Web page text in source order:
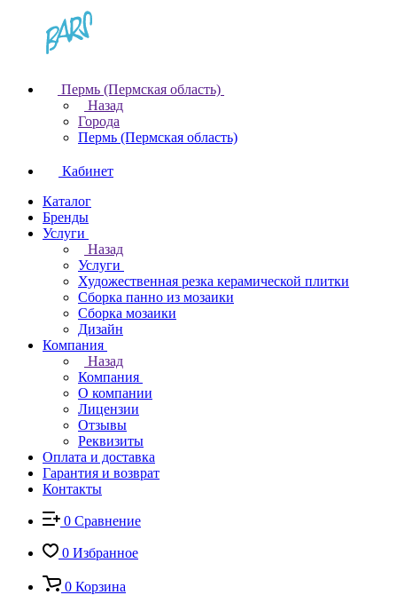
Пермь (Пермская область)
Назад
Города
Пермь (Пермская область)
Кабинет
Каталог
Бренды
Услуги
Назад
Услуги
Художественная резка керамической плитки
Сборка панно из мозаики
Сборка мозаики
Дизайн
Компания
Назад
Компания
О компании
Лицензии
Отзывы
Реквизиты
Оплата и доставка
Гарантия и возврат
Контакты
0 Сравнение
0 Избранное
0 Корзина